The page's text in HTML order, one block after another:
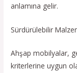
anlamına gelir.
Sürdürülebilir
Ahşap mobilyalar,
kriterlerine uygun